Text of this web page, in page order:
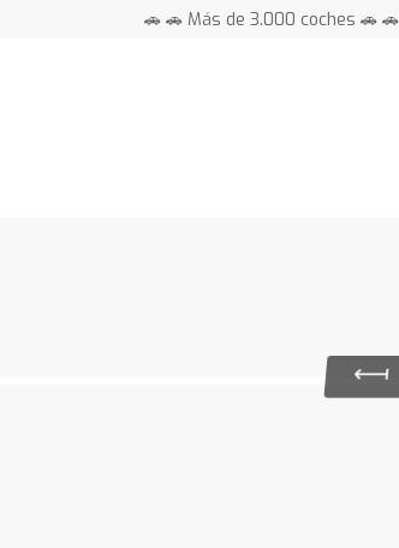
🚗 🚗 Más de 3.000 coches 🚗 🚗